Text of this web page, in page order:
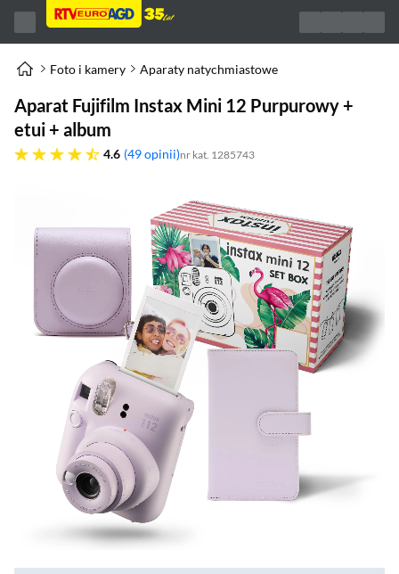
Foto i kamery Aparaty natychmiastowe
Aparat Fujifilm Instax Mini 12 Purpurowy +
etui + album
4.6
4.6 gwiazdek 49 opinii nr kat. 1285743